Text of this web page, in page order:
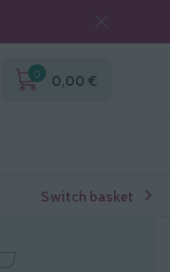
0 0,00 €
Switch basket